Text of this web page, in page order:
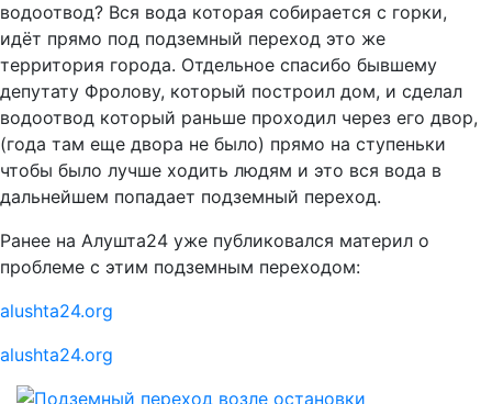
водоотвод? Вся вода которая собирается с горки,
идёт прямо под подземный переход это же
территория города. Отдельное спасибо бывшему
депутату Фролову, который построил дом, и сделал
водоотвод который раньше проходил через его двор,
(года там еще двора не было) прямо на ступеньки
чтобы было лучше ходить людям и это вся вода в
дальнейшем попадает подземный переход.
Ранее на Алушта24 уже публиковался материл о
проблеме с этим подземным переходом:
alushta24.org
alushta24.org